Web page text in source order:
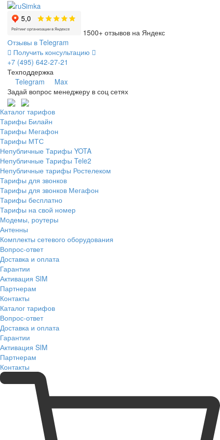
1500+ отзывов на Яндекс
Отзывы в Telegram
Получить консультацию
+7 (495) 642-27-21
Техподдержка
Telegram
Max
Задай вопрос менеджеру в соц сетях
Каталог тарифов
Тарифы Билайн
Тарифы Мегафон
Тарифы МТС
Непубличные Тарифы YOTA
Непубличные Тарифы Tele2
Непубличные тарифы Ростелеком
Тарифы для звонков
Тарифы для звонков Мегафон
Тарифы бесплатно
Тарифы на свой номер
Модемы, роутеры
Антенны
Комплекты сетевого оборудования
Вопрос-ответ
Доставка и оплата
Гарантии
Активация SIM
Партнерам
Контакты
Каталог тарифов
Вопрос-ответ
Доставка и оплата
Гарантии
Активация SIM
Партнерам
Контакты